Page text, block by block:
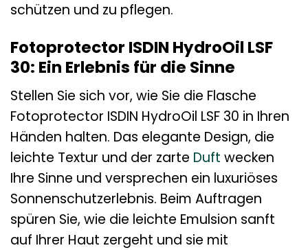
schützen und zu pflegen.
Fotoprotector ISDIN HydroOil LSF
30: Ein Erlebnis für die Sinne
Stellen Sie sich vor, wie Sie die Flasche
Fotoprotector ISDIN HydroOil LSF 30 in Ihren
Händen halten. Das elegante Design, die
leichte Textur und der zarte Duft wecken
Ihre Sinne und versprechen ein luxuriöses
Sonnenschutzerlebnis. Beim Auftragen
spüren Sie, wie die leichte Emulsion sanft
auf Ihrer Haut zergeht und sie mit